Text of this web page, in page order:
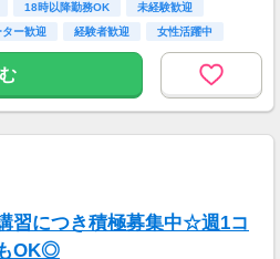
18時以降勤務OK
未経験歓迎
ター歓迎 経験者歓迎 女性活躍中
習につき積極募集中☆週1コ
OK◎